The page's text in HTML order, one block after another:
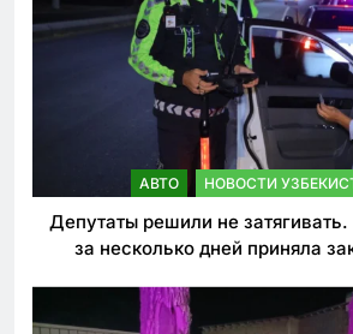
АВТО НОВОСТИ
Депутаты решили не
за несколько дней приняла